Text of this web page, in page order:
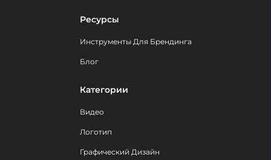
Ресурсы
Инструменты Для Брендинга
Блог
Категории
Видео
Логотип
Графический Дизайн